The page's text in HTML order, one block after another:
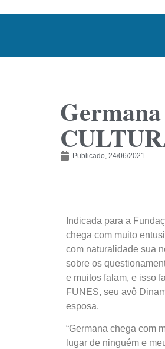
Publicado, 24/06/2021
Indicada para a
chega com muito
com naturalidade sua
sobre os
e muitos falam, e isso
FUNES, seu avô
esposa.
“Germana chega com
lugar de ninguém e